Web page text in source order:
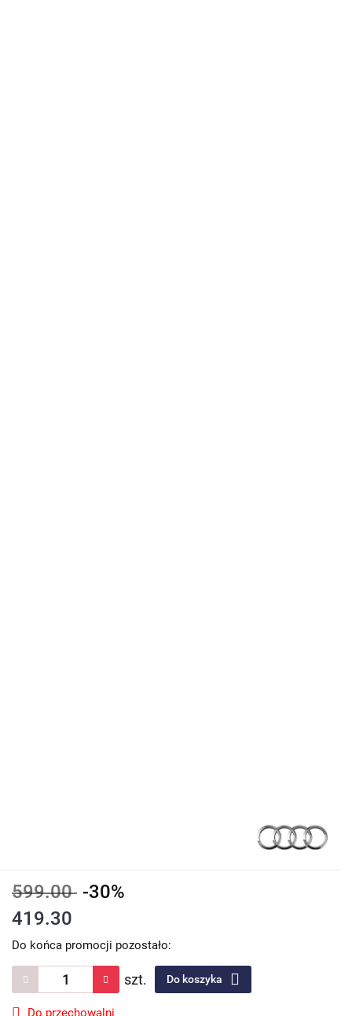
599.00 -30%
419.30
Do końca promocji pozostało:
szt. Do koszyka
Do przechowalni